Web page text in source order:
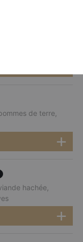
de terre,
hachée,